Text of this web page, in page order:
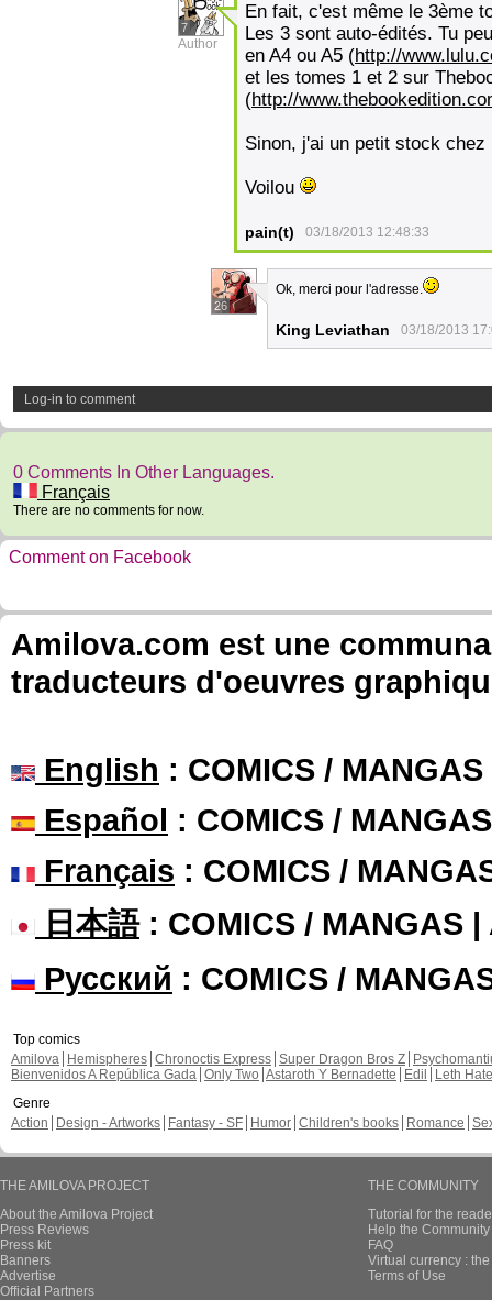
7
Author
En fait, c'est même le 3ème
Les 3 sont auto-édités. Tu
en A4 ou A5 (http://
et les tomes 1 et 2 sur
(http://
Sinon, j'ai un petit stock
Voilou
pain(t) 03/18/2013 12:48:33
26
Ok, merci pour l'adresse.
King Leviathan 03/18/2013
Log-in to comment
0 Comments In Other Languages.
Français
There are no comments for now.
Comment on Facebook
Amilova.com est une
traducteurs d'oeuvres
English : COMICS /
Español : COMICS /
Français : COMICS /
日本語: COMICS / MANGAS |
Русский : COMICS /
Top comics
Amilova
Hemispheres Chronoctis Express Super Dragon Bros Z
Bienvenidos A República Gada Only Two Astaroth Y Bernadette Edil
Leth Hate
Genre
Action
Design - Artworks Fantasy - SF Humor Children's books Romance
THE AMILOVA PROJECT
About the Amilova Project
Press Reviews
Press kit
Banners
Advertise
Official Partners
THE COMMUNITY
Tutorial for the
Help the
FAQ
Virtual currency :
Terms of Use